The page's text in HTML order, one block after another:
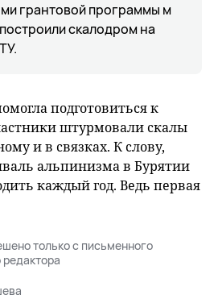
грантовой программы м
скалодром на
подготовиться к
штурмовали скалы
и в связках. К слову,
альпинизма в Бурятии
каждый год. Ведь первая
только с письменного